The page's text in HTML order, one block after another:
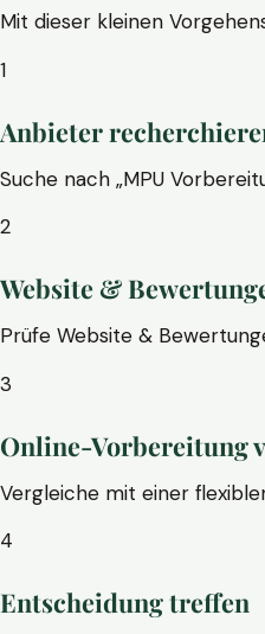
Mit dieser kleinen
1
Anbieter
Suche nach „MPU
2
Website &
Prüfe Website &
3
Online-Vorbereitung
Vergleiche mit einer
4
Entscheidung treffen